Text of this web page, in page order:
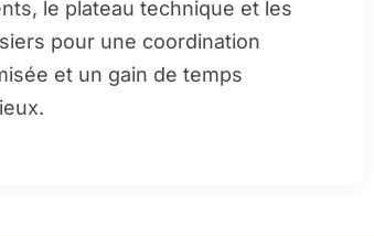
le plateau technique et les
pour une coordination
et un gain de temps